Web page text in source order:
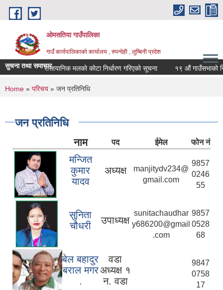
Skip to main content
ओमसतिया गाउँपालिका
गाउँ कार्यपालिकाको कार्यालय , रुपन्देही , लुम्बिनी प्रदेश
सुचना तथा समाचाररासायानिक मलको कोटा निर्धारण गरिएको सूचना १९ औं गाउँसभाको
You are here
Home » परिचय » जन प्रतिनिधि
जन प्रतिनिधि
नाम पद ईमेल फोन नं
मन्जित
कुमार
यादव
अध्यक्ष
manjitydv234@
gmail.com
9857
0246
55
सुनिता
चौधरी
उपाध्यक्ष
sunitachaudhar
y686200@gmail
.com
9857
0528
68
बेल बहादुर
बराल मगर
.
वडा
अध्यक्ष १
न. वडा
9847
0758
17